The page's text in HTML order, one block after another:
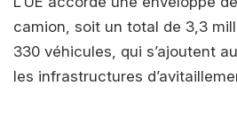
camion, soit un total de 3,3
330 véhicules, qui s’ajoutent
les infrastructures